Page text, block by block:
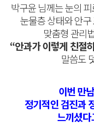
박구윤 님께는 눈의
눈물층 상태와 안
맞춤형 관리
“안과가 이렇게 친절
말씀도
이번 만
정기적인 검진과
느끼셨